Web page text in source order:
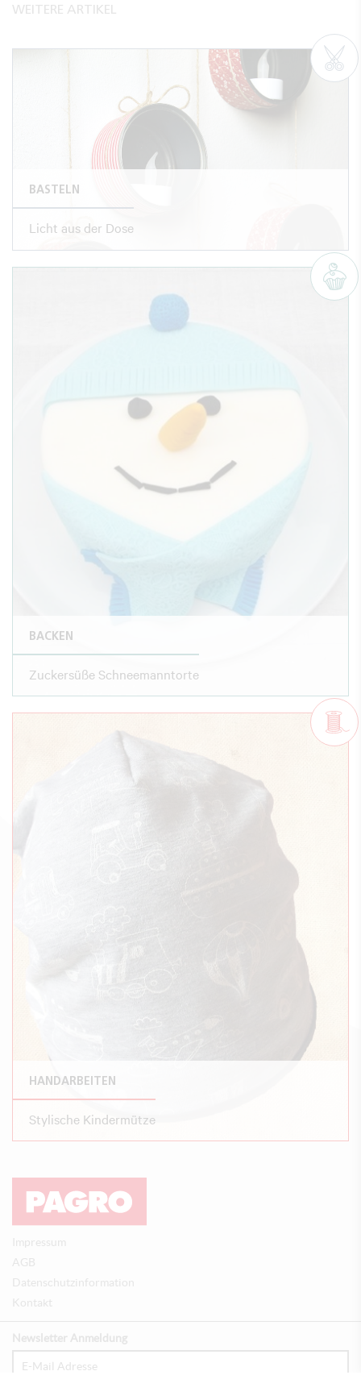
WEITERE ARTIKEL
BASTELN
Licht aus der Dose
BACKEN
Zuckersüße Schneemanntorte
HANDARBEITEN
Stylische Kindermütze
Impressum
AGB
Datenschutzinformation
Kontakt
Newsletter Anmeldung